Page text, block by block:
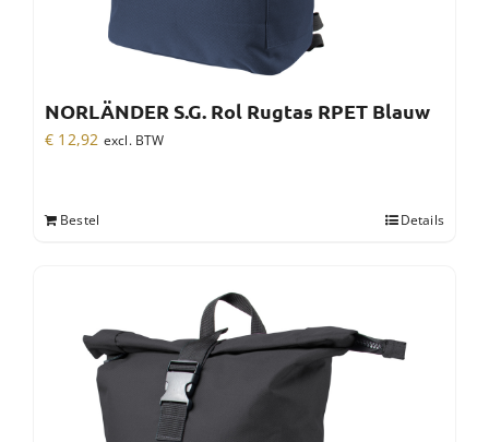
NORLÄNDER S.G. Rol Rugtas RPET Blauw
€ 12,92 excl. BTW
Bestel Details